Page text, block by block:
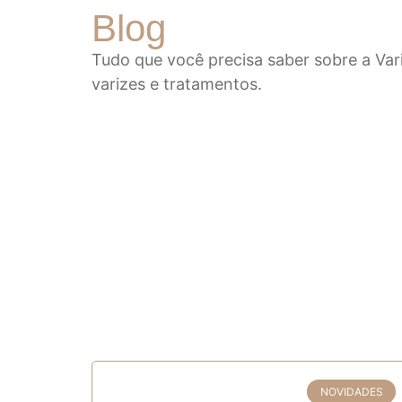
Blog
Tudo que você precisa saber sobre a
varizes e tratamentos.
NOVIDADES